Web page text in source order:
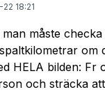
18:21
måste
om
HELA bilden: Fr
och sträcka